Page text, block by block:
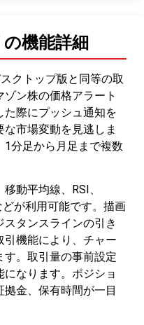
機能詳細
クトップ版と同等の取
ン株の価格アラート
際にプッシュ通知を
市場変動を見逃しま
分足から月足まで複数
動平均線、RSI、
が利用可能です。描画
タンスラインの引き
機能により、チャー
す。取引量の事前設定
なります。ポジショ
金、保有時間が一目